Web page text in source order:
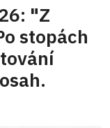
"Z
stopách